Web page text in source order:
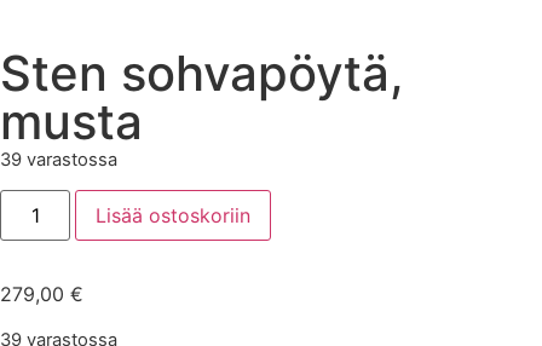
Sten sohvapöytä,
musta
39 varastossa
Lisää ostoskoriin
279,00 €
39 varastossa